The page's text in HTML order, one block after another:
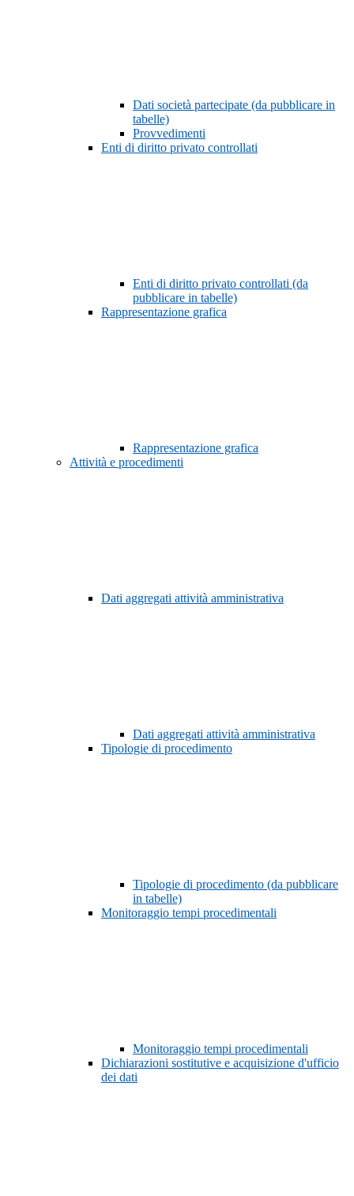
Dati società partecipate (da pubblicare in
tabelle)
Provvedimenti
Enti di diritto privato controllati
Enti di diritto privato controllati (da
pubblicare in tabelle)
Rappresentazione grafica
Rappresentazione grafica
Attività e procedimenti
Dati aggregati attività amministrativa
Dati aggregati attività amministrativa
Tipologie di procedimento
Tipologie di procedimento (da pubblicare
in tabelle)
Monitoraggio tempi procedimentali
Monitoraggio tempi procedimentali
Dichiarazioni sostitutive e acquisizione d'ufficio
dei dati